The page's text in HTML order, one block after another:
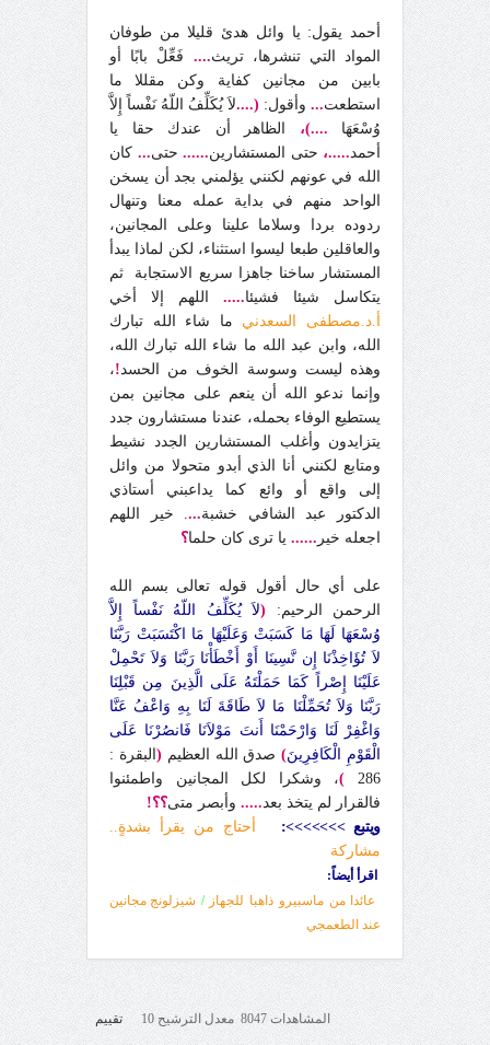
أحمد يقول: يا وائل هدئ قليلا من طوفان
المواد التي تنشرها، تريث.... فَعِّلْ بابًا أو
بابين من مجانين كفاية وكن مقللا ما
استطعت... وأقول: (....لاَ يُكَلِّفُ اللّهُ نَفْساً إِلاَّ
وُسْعَهَا ....)، الظاهر أن عندك حقا يا
أحمد.....، حتى المستشارين...... حتى... كان
الله في عونهم لكنني يؤلمني بجد أن يسخن
الواحد منهم في بداية عمله معنا وتنهال
ردوده بردا وسلاما علينا وعلى المجانين،
والعاقلين طبعا ليسوا استثناء، لكن لماذا يبدأ
المستشار ساخنا جاهزا سريع الاستجابة ثم
يتكاسل شيئا فشيئا.....
اللهم إلا أخي
أ.د.مصطفى السعدني ما شاء الله تبارك
الله، وابن عبد الله ما شاء الله تبارك الله،
وهذه ليست وسوسة الخوف من الحسد!،
وإنما ندعو الله أن ينعم على مجانين بمن
يستطيع الوفاء بحمله، عندنا مستشارون جدد
يتزايدون وأغلب المستشارين الجدد نشيط
ومتابع لكنني أنا الذي أبدو متحولا من وائل
إلى واقع أو وائع كما يداعبني أستاذي
الدكتور عبد الشافي خشبة.... خير اللهم
اجعله خير ...... يا ترى كان حلما؟
على أي حال أقول قوله تعالى بسم الله
الرحمن الرحيم: (لاَ يُكَلِّفُ اللّهُ نَفْساً إِلاَّ
وُسْعَهَا لَهَا مَا كَسَبَتْ وَعَلَيْهَا مَا اكْتَسَبَتْ رَبَّنَا
لاَ تُؤَاخِذْنَا إِن نَّسِينَا أَوْ أَخْطَأْنَا رَبَّنَا وَلاَ تَحْمِلْ
عَلَيْنَا إِصْراً كَمَا حَمَلْتَهُ عَلَى الَّذِينَ مِن قَبْلِنَا
رَبَّنَا وَلاَ تُحَمِّلْنَا مَا لاَ طَاقَةَ لَنَا بِهِ وَاعْفُ عَنَّا
وَاغْفِرْ لَنَا وَارْحَمْنَا أَنتَ مَوْلاَنَا فَانصُرْنَا عَلَى
الْقَوْمِ الْكَافِرِينَ) صدق الله العظيم ( البقرة :
286
)، وشكرا لكل المجانين واطمئنوا
فالقرار لم يتخذ بعد..... وأبصر متى؟؟!
ويتبع >>>>>>>:
أحتاج من يقرأ بشدةٍ..
مشاركة
اقرأ أيضاً:
عائدا من ماسبيرو ذاهبا للجهاز / شيزلونج مجانين
عند الطعمجي
المشاهدات 8047 معدل الترشيح 10 تقييم